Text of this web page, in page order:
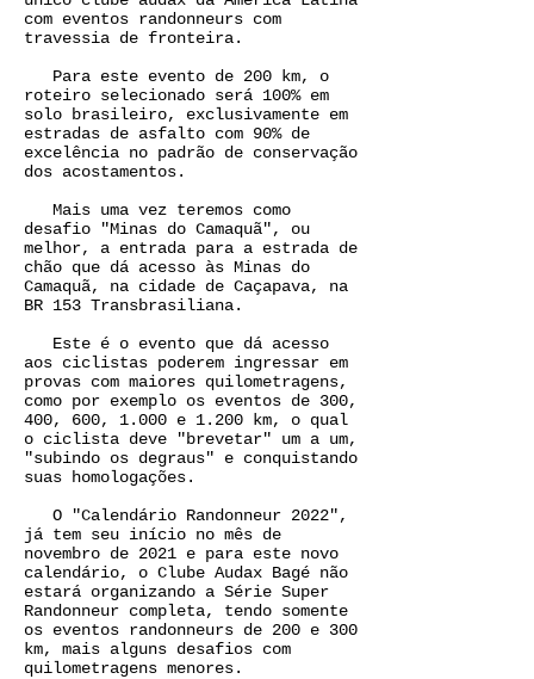
com eventos randonneurs com
travessia de fronteira.
Para este evento de 200 km, o
roteiro selecionado será 100% em
solo brasileiro, exclusivamente em
estradas de asfalto com 90% de
excelência no padrão de conservação
dos acostamentos.
Mais uma vez teremos como
desafio "Minas do Camaquã", ou
melhor, a entrada para a estrada de
chão que dá acesso às Minas do
Camaquã, na cidade de Caçapava, na
BR 153 Transbrasiliana.
Este é o evento que dá acesso
aos ciclistas poderem ingressar em
provas com maiores quilometragens,
como por exemplo os eventos de 300,
400, 600, 1.000 e 1.200 km, o qual
o ciclista deve "brevetar" um a um,
"subindo os degraus" e conquistando
suas homologações.
O "Calendário Randonneur 2022",
já tem seu início no mês de
novembro de 2021 e para este novo
calendário, o Clube Audax Bagé não
estará organizando a Série Super
Randonneur completa, tendo somente
os eventos randonneurs de 200 e 300
km, mais alguns desafios com
quilometragens menores.